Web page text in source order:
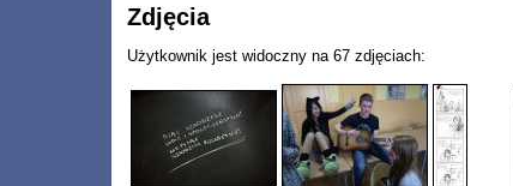
Zdjęcia
Użytkownik jest widoczny na 67 zdjęciach: